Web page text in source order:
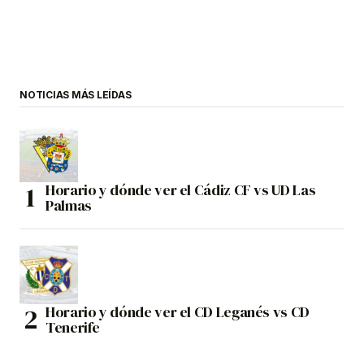
NOTICIAS MÁS LEÍDAS
Horario y dónde ver el Cádiz CF vs UD Las
Palmas
Horario y dónde ver el CD Leganés vs CD
Tenerife